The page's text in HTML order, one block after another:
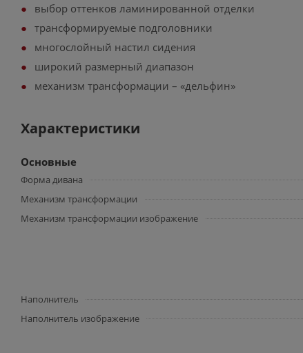
выбор оттенков ламинированной отделки
трансформируемые подголовники
многослойный настил сидения
широкий размерный диапазон
механизм трансформации – «дельфин»
Характеристики
Основные
Форма дивана
Механизм трансформации
Механизм трансформации изображение
Наполнитель
Наполнитель изображение